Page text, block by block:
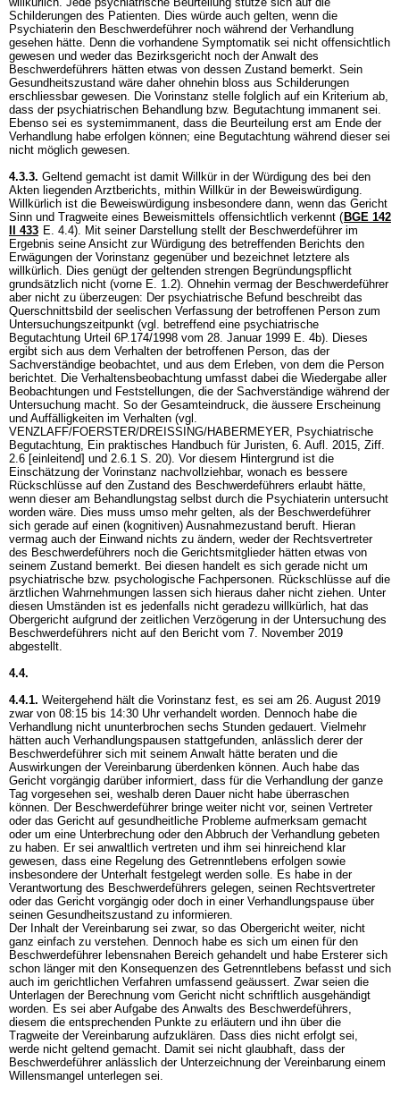
Schilderungen des Patienten. Dies würde auch gelten, wenn die
Psychiaterin den Beschwerdeführer noch während der Verhandlung
gesehen hätte. Denn die vorhandene Symptomatik sei nicht offensichtlich
gewesen und weder das Bezirksgericht noch der Anwalt des
Beschwerdeführers hätten etwas von dessen Zustand bemerkt. Sein
Gesundheitszustand wäre daher ohnehin bloss aus Schilderungen
erschliessbar gewesen. Die Vorinstanz stelle folglich auf ein Kriterium ab,
dass der psychiatrischen Behandlung bzw. Begutachtung immanent sei.
Ebenso sei es systemimmanent, dass die Beurteilung erst am Ende der
Verhandlung habe erfolgen können; eine Begutachtung während dieser sei
nicht möglich gewesen.
4.3.3. Geltend gemacht ist damit Willkür in der Würdigung des bei den
Akten liegenden Arztberichts, mithin Willkür in der Beweiswürdigung.
Willkürlich ist die Beweiswürdigung insbesondere dann, wenn das Gericht
Sinn und Tragweite eines Beweismittels offensichtlich verkennt ( BGE 142
II 433 E. 4.4). Mit seiner Darstellung stellt der Beschwerdeführer im
Ergebnis seine Ansicht zur Würdigung des betreffenden Berichts den
Erwägungen der Vorinstanz gegenüber und bezeichnet letztere als
willkürlich. Dies genügt der geltenden strengen Begründungspflicht
grundsätzlich nicht (vorne E. 1.2). Ohnehin vermag der Beschwerdeführer
aber nicht zu überzeugen: Der psychiatrische Befund beschreibt das
Querschnittsbild der seelischen Verfassung der betroffenen Person zum
Untersuchungszeitpunkt (vgl. betreffend eine psychiatrische
Begutachtung Urteil 6P.174/1998 vom 28. Januar 1999 E. 4b). Dieses
ergibt sich aus dem Verhalten der betroffenen Person, das der
Sachverständige beobachtet, und aus dem Erleben, von dem die Person
berichtet. Die Verhaltensbeobachtung umfasst dabei die Wiedergabe aller
Beobachtungen und Feststellungen, die der Sachverständige während der
Untersuchung macht. So der Gesamteindruck, die äussere Erscheinung
und Auffälligkeiten im Verhalten (vgl.
VENZLAFF/FOERSTER/DREISSING/HABERMEYER, Psychiatrische
Begutachtung, Ein praktisches Handbuch für Juristen, 6. Aufl. 2015, Ziff.
2.6 [einleitend] und 2.6.1 S. 20). Vor diesem Hintergrund ist die
Einschätzung der Vorinstanz nachvollziehbar, wonach es bessere
Rückschlüsse auf den Zustand des Beschwerdeführers erlaubt hätte,
wenn dieser am Behandlungstag selbst durch die Psychiaterin untersucht
worden wäre. Dies muss umso mehr gelten, als der Beschwerdeführer
sich gerade auf einen (kognitiven) Ausnahmezustand beruft. Hieran
vermag auch der Einwand nichts zu ändern, weder der Rechtsvertreter
des Beschwerdeführers noch die Gerichtsmitglieder hätten etwas von
seinem Zustand bemerkt. Bei diesen handelt es sich gerade nicht um
psychiatrische bzw. psychologische Fachpersonen. Rückschlüsse auf die
ärztlichen Wahrnehmungen lassen sich hieraus daher nicht ziehen. Unter
diesen Umständen ist es jedenfalls nicht geradezu willkürlich, hat das
Obergericht aufgrund der zeitlichen Verzögerung in der Untersuchung des
Beschwerdeführers nicht auf den Bericht vom 7. November 2019
abgestellt.
4.4.
4.4.1. Weitergehend hält die Vorinstanz fest, es sei am 26. August 2019
zwar von 08:15 bis 14:30 Uhr verhandelt worden. Dennoch habe die
Verhandlung nicht ununterbrochen sechs Stunden gedauert. Vielmehr
hätten auch Verhandlungspausen stattgefunden, anlässlich derer der
Beschwerdeführer sich mit seinem Anwalt hätte beraten und die
Auswirkungen der Vereinbarung überdenken können. Auch habe das
Gericht vorgängig darüber informiert, dass für die Verhandlung der ganze
Tag vorgesehen sei, weshalb deren Dauer nicht habe überraschen
können. Der Beschwerdeführer bringe weiter nicht vor, seinen Vertreter
oder das Gericht auf gesundheitliche Probleme aufmerksam gemacht
oder um eine Unterbrechung oder den Abbruch der Verhandlung gebeten
zu haben. Er sei anwaltlich vertreten und ihm sei hinreichend klar
gewesen, dass eine Regelung des Getrenntlebens erfolgen sowie
insbesondere der Unterhalt festgelegt werden solle. Es habe in der
Verantwortung des Beschwerdeführers gelegen, seinen Rechtsvertreter
oder das Gericht vorgängig oder doch in einer Verhandlungspause über
seinen Gesundheitszustand zu informieren.
Der Inhalt der Vereinbarung sei zwar, so das Obergericht weiter, nicht
ganz einfach zu verstehen. Dennoch habe es sich um einen für den
Beschwerdeführer lebensnahen Bereich gehandelt und habe Ersterer sich
schon länger mit den Konsequenzen des Getrenntlebens befasst und sich
auch im gerichtlichen Verfahren umfassend geäussert. Zwar seien die
Unterlagen der Berechnung vom Gericht nicht schriftlich ausgehändigt
worden. Es sei aber Aufgabe des Anwalts des Beschwerdeführers,
diesem die entsprechenden Punkte zu erläutern und ihn über die
Tragweite der Vereinbarung aufzuklären. Dass dies nicht erfolgt sei,
werde nicht geltend gemacht. Damit sei nicht glaubhaft, dass der
Beschwerdeführer anlässlich der Unterzeichnung der Vereinbarung einem
Willensmangel unterlegen sei.